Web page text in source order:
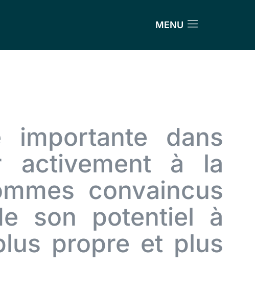
MENU
importante dans
activement à la
convaincus
son potentiel à
propre et plus